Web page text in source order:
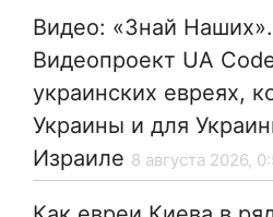
Видео: «Знай
Видеопроект UA
украинских евреях,
Украины и для
Израиле 8 августа 2026,